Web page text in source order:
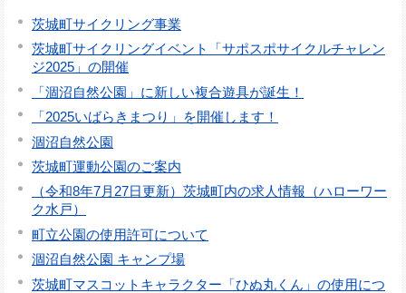
茨城町サイクリング事業
茨城町サイクリングイベント「サポスポサイクルチャレン
ジ2025」の開催
「涸沼自然公園」に新しい複合遊具が誕生！
「2025いばらきまつり」を開催します！
涸沼自然公園
茨城町運動公園のご案内
（令和8年7月27日更新）茨城町内の求人情報（ハローワー
ク水戸）
町立公園の使用許可について
涸沼自然公園 キャンプ場
茨城町マスコットキャラクター「ひぬ丸くん」の使用につ